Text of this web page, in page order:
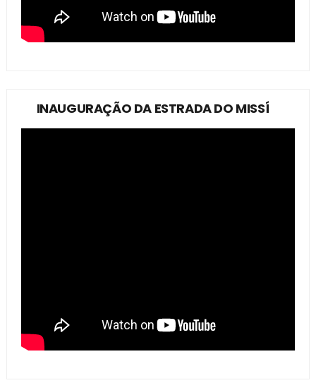
INAUGURAÇÃO DA ESTRADA DO MISSÍ